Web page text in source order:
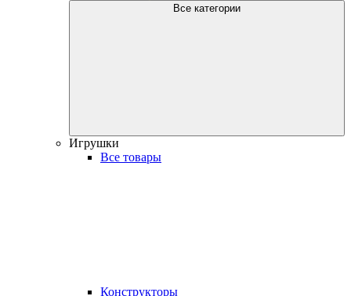
Все категории
Игрушки
Все товары
Конструкторы